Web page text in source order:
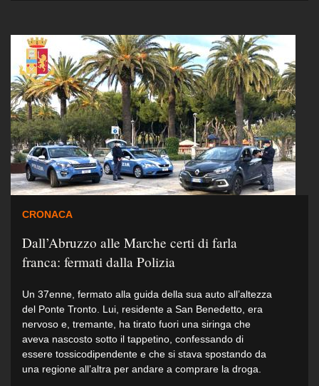
CRONACA
Dall’Abruzzo alle Marche certi di farla
franca: fermati dalla Polizia
Un 37enne, fermato alla guida della sua auto all’altezza
del Ponte Tronto. Lui, residente a San Benedetto, era
nervoso e, tremante, ha tirato fuori una siringa che
aveva nascosto sotto il tappetino, confessando di
essere tossicodipendente e che si stava spostando da
una regione all’altra per andare a comprare la droga.